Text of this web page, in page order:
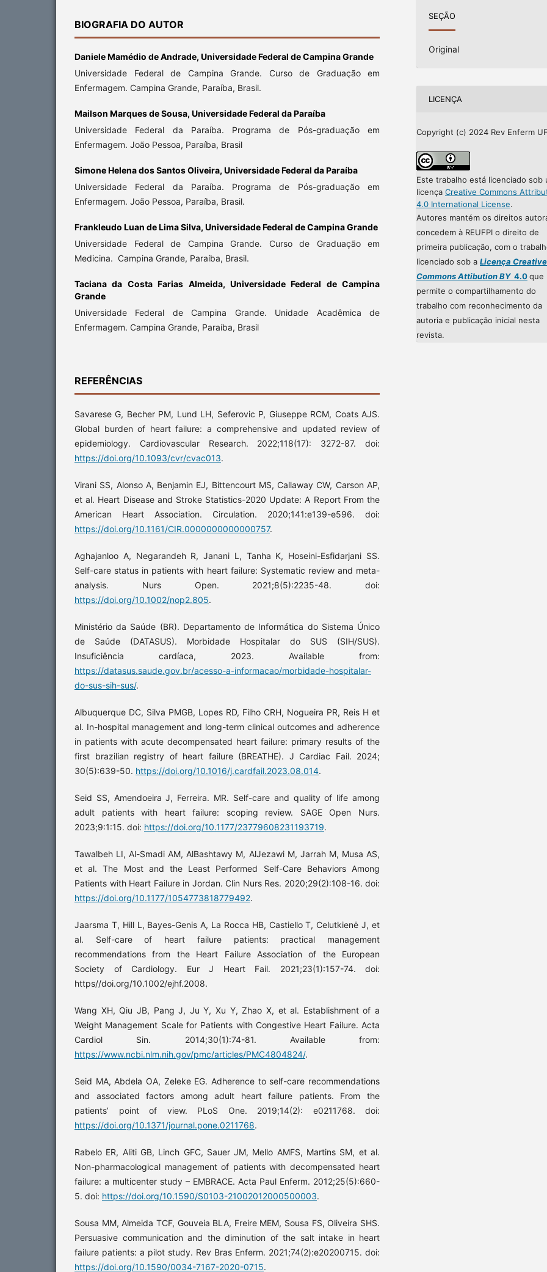
BIOGRAFIA DO AUTOR
Daniele Mamédio de Andrade, Universidade Federal de Campina Grande
Universidade Federal de Campina Grande. Curso de Graduação em
Enfermagem. Campina Grande, Paraíba, Brasil.
Mailson Marques de Sousa, Universidade Federal da Paraíba
Universidade Federal da Paraíba. Programa de Pós-graduação em
Enfermagem. João Pessoa, Paraíba, Brasil
Simone Helena dos Santos Oliveira, Universidade Federal da Paraíba
Universidade Federal da Paraíba. Programa de Pós-graduação em
Enfermagem. João Pessoa, Paraíba, Brasil.
Frankleudo Luan de Lima Silva, Universidade Federal de Campina Grande
Universidade Federal de Campina Grande. Curso de Graduação em
Medicina. Campina Grande, Paraíba, Brasil.
Taciana da Costa Farias Almeida, Universidade Federal de Campina
Grande
Universidade Federal de Campina Grande. Unidade Acadêmica de
Enfermagem. Campina Grande, Paraíba, Brasil
REFERÊNCIAS
Savarese G, Becher PM, Lund LH, Seferovic P, Giuseppe RCM, Coats AJS.
Global burden of heart failure: a comprehensive and updated review of
epidemiology. Cardiovascular Research. 2022;118(17): 3272-87. doi:
https://doi.org/10.1093/cvr/cvac013.
Virani SS, Alonso A, Benjamin EJ, Bittencourt MS, Callaway CW, Carson AP,
et al. Heart Disease and Stroke Statistics-2020 Update: A Report From the
American Heart Association. Circulation. 2020;141:e139-e596. doi:
https://doi.org/10.1161/CIR.0000000000000757.
Aghajanloo A, Negarandeh R, Janani L, Tanha K, Hoseini-Esfidarjani SS.
Self-care status in patients with heart failure: Systematic review and meta-
analysis. Nurs Open. 2021;8(5):2235-48. doi:
https://doi.org/10.1002/nop2.805.
Ministério da Saúde (BR). Departamento de Informática do Sistema Único
de Saúde (DATASUS). Morbidade Hospitalar do SUS (SIH/SUS).
Insuficiência cardíaca, 2023. Available from:
https://datasus.saude.gov.br/acesso-a-informacao/morbidade-hospitalar-
do-sus-sih-sus/.
Albuquerque DC, Silva PMGB, Lopes RD, Filho CRH, Nogueira PR, Reis H et
al. In-hospital management and long-term clinical outcomes and adherence
in patients with acute decompensated heart failure: primary results of the
first brazilian registry of heart failure (BREATHE). J Cardiac Fail. 2024;
30(5):639-50. https://doi.org/10.1016/j.cardfail.2023.08.014.
Seid SS, Amendoeira J, Ferreira. MR. Self-care and quality of life among
adult patients with heart failure: scoping review. SAGE Open Nurs.
2023;9:1:15. doi: https://doi.org/10.1177/23779608231193719.
Tawalbeh LI, Al-Smadi AM, AlBashtawy M, AlJezawi M, Jarrah M, Musa AS,
et al. The Most and the Least Performed Self-Care Behaviors Among
Patients with Heart Failure in Jordan. Clin Nurs Res. 2020;29(2):108-16. doi:
https://doi.org/10.1177/1054773818779492.
Jaarsma T, Hill L, Bayes-Genis A, La Rocca HB, Castiello T, Celutkienė J, et
al. Self-care of heart failure patients: practical management
recommendations from the Heart Failure Association of the European
Society of Cardiology. Eur J Heart Fail. 2021;23(1):157-74. doi:
https//doi.org/10.1002/ejhf.2008.
Wang XH, Qiu JB, Pang J, Ju Y, Xu Y, Zhao X, et al. Establishment of a
Weight Management Scale for Patients with Congestive Heart Failure. Acta
Cardiol Sin. 2014;30(1):74-81. Available from:
https://www.ncbi.nlm.nih.gov/pmc/articles/PMC4804824/.
Seid MA, Abdela OA, Zeleke EG. Adherence to self-care recommendations
and associated factors among adult heart failure patients. From the
patients’ point of view. PLoS One. 2019;14(2): e0211768. doi:
https://doi.org/10.1371/journal.pone.0211768.
Rabelo ER, Aliti GB, Linch GFC, Sauer JM, Mello AMFS, Martins SM, et al.
Non-pharmacological management of patients with decompensated heart
failure: a multicenter study – EMBRACE. Acta Paul Enferm. 2012;25(5):660-
5. doi: https://doi.org/10.1590/S0103-21002012000500003.
Sousa MM, Almeida TCF, Gouveia BLA, Freire MEM, Sousa FS, Oliveira SHS.
Persuasive communication and the diminution of the salt intake in heart
failure patients: a pilot study. Rev Bras Enferm. 2021;74(2):e20200715. doi:
https://doi.org/10.1590/0034-7167-2020-0715.
SEÇÃO
Original
LICENÇA
Copyright (c) 2024 Rev Enferm
Este trabalho está licenciado sob
licença Creative Commons
4.0 International License.
Autores mantém os direitos
concedem à REUFPI o direito de
primeira publicação, com o
licenciado sob a Licença Creative
Commons Attibution BY4.0que
permite o compartilhamento do
trabalho com reconhecimento da
autoria e publicação inicial nesta
revista.